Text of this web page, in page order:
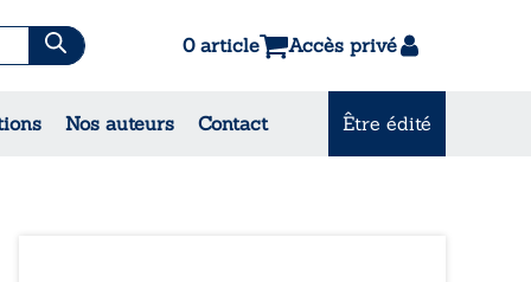
0 article Accès privé
Nos auteurs Contact Être édité
& Contes